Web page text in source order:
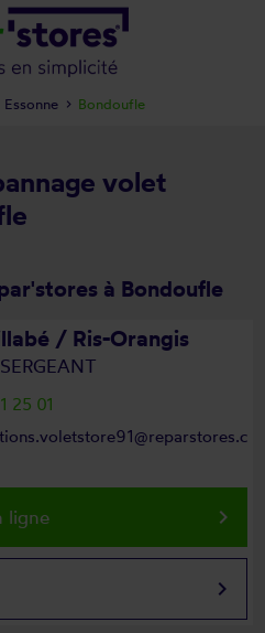
volet
à Bondoufle
/ Ris-Orangis
25 01
ligne keyboard_arrow_right
keyboard_arrow_right
Essonne Bondoufle